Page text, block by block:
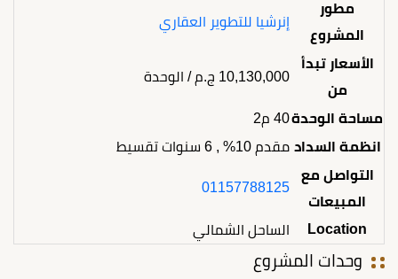
مطور
المشروع
إنرشيا للتطوير العقاري
الأسعار تبدأ
من
10,130,000 ج.م / الوحدة
مساحة الوحدة40 م2
انظمة السداد مقدم 10% , 6 سنوات تقسيط
التواصل مع
المبيعات
01157788125
Location الساحل الشمالي
وحدات المشروع